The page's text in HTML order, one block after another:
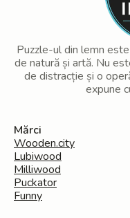
Puzzle-ul din lemn
de natură și artă. Nu
de distracție și o
expune
Mărci
Wooden.city
Lubiwood
Milliwood
Puckator
Funny